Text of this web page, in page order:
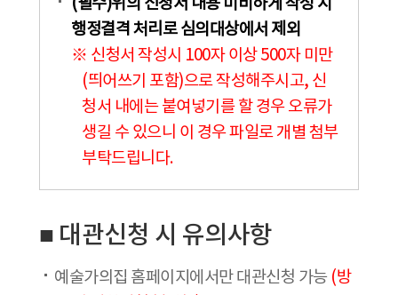
행정결격 처리로 심의대상에서 제외
※ 신청서 작성시 100자 이상 500자 미만
(띄어쓰기 포함)으로 작성해주시고, 신
청서 내에는 붙여넣기를 할 경우 오류가
생길 수 있으니 이 경우 파일로 개별 첨부
부탁드립니다.
■ 대관신청 시 유의사항
예술가의집 홈페이지에서만 대관신청 가능 (방